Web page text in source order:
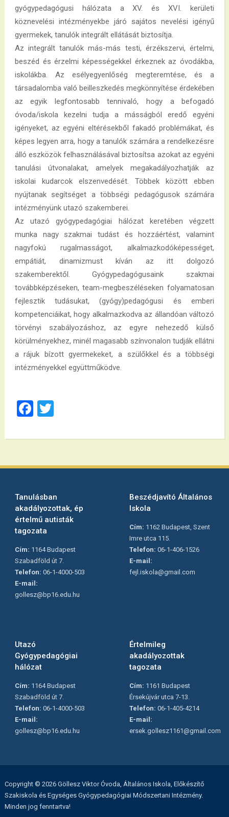
gyógypedagógusi hálózata a XV. és XVI. kerületi
köznevelési intézményekbe járó sajátos nevelési igényű
gyermekek, tanulók integrált ellátását biztosítja.
Az integrált tanulók más-más testi, érzékszervi, értelmi,
beszéd és érzelmi képességekkel érkeznek az óvodákba,
iskolákba. Az esélyegyenlőség megteremtése, és a
társadalomba való beilleszkedés megkönnyítése érdekében
az egyik legfontosabb tennivaló, hogy a befogadó
óvoda/iskola kezelni tudja a másságból eredő egyéni
igényeket, az egyéni eltérésekből fakadó problémákat, és
képes legyen arra, hogy a tanulók számára a rendelkezésre
álló eszközök felhasználásával biztosítsa azokat az egyéni
tanulási útvonalakat, amelyek megakadályozhatják az
iskolai kudarcok elszenvedését. Többek között ebben
nyújtanak segítséget a többségi pedagógusok számára
intézményünk utazó szakemberei.
Az utazó gyógypedagógiai hálózat keretében végzett
munka nagy szakmai tudást és hozzáértést, valamint
nagyfokú rugalmasságot, alkalmazkodóképességet,
empátiát, dinamizmust kíván az itt dolgozó
szakemberektől. Gyógypedagógusaink szakmai
továbbképzéseken, team-megbeszéléseken folyamatosan
fejlesztik tudásukat, (gyógy)pedagógusi és emberi
kompetenciáikat, hogy alkalmazkodva az állandóan változó
törvényi szabályozáshoz, az egyre nehezedő külső
körülményekhez, minél magasabb színvonalon tudják ellátni
a rájuk bízott gyermekeket, a szülőkkel és a többségi
intézményekkel együttműködve.
Facebook
Twitter
Tanulásban
akadályozottak, ép
értelmű autisták
tagozata
Cím: 1164 Budapest
Szabadföld út 7.
Telefon: 06-1-4000-503
E-mail:
gollesz@bp16.edu.hu
Beszédjavító Általános
Iskola
Cím: 1162 Budapest, Szent
Imre utca 115.
Telefon: 06-1-406-1526
E-mail:
fejl.iskola@gmail.com
Utazó
Gyógypedagógiai
hálózat
Cím: 1164 Budapest
Szabadföld út 7.
Telefon: 06-1-4000-503
E-mail:
gollesz@bp16.edu.hu
Értelmileg
akadályozottak
tagozata
Cím: 1161 Budapest
Érsekújvár utca 7-13.
Telefon: 06-1-405-4214
E-mail:
ersek.gollesz1161@gmail.com
Copyright © 2026 Göllesz Viktor Óvoda, Általános Iskola, Előkészítő
Szakiskola és Egységes Gyógypedagógiai Módszertani Intézmény.
Minden jog fenntartva!